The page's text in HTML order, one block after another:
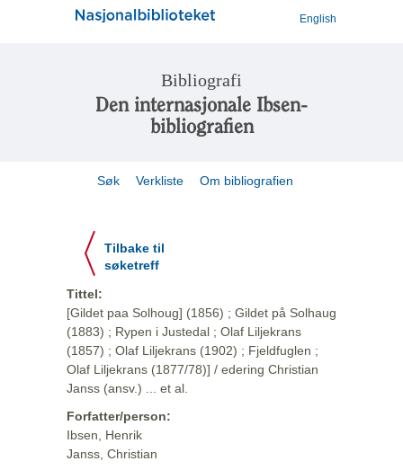
English
Bibliografi
Den internasjonale Ibsen-
bibliografien
Søk Verkliste Om bibliografien
Tilbake til
søketreff
Tittel:
[Gildet paa Solhoug] (1856) ; Gildet på Solhaug
(1883) ; Rypen i Justedal ; Olaf Liljekrans
(1857) ; Olaf Liljekrans (1902) ; Fjeldfuglen ;
Olaf Liljekrans (1877/78)] / edering Christian
Janss (ansv.) ... et al.
Forfatter/person:
Ibsen, Henrik
Janss, Christian